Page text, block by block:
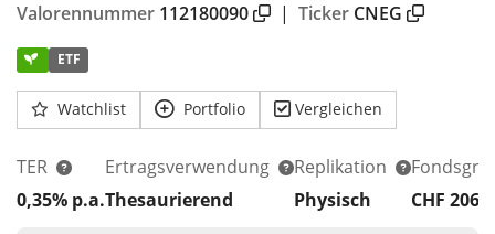
Valorennummer 112180090 | Ticker CNEG
ETF
Watchlist Portfolio Vergleichen
TER
0,35% p.a.
Ertragsverwendung
Thesaurierend
Replikation
Physisch
CHF 206